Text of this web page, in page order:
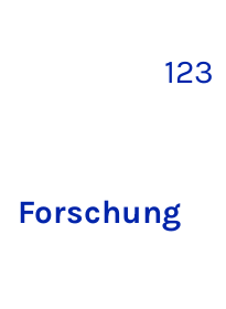
123
For­schung